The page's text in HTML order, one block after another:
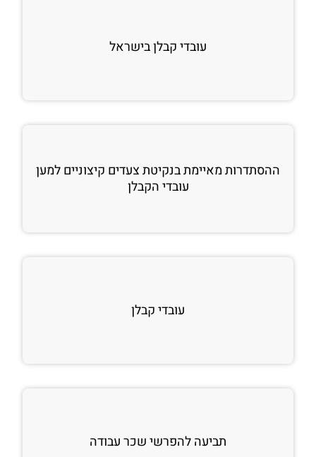
עובדי קבלן בישראל
ההסתדרות מאיימת בנקיטת צעדים קיצוניים למען
עובדי הקבלן
עובדי קבלן
תביעה להפרשי שכר עבודה